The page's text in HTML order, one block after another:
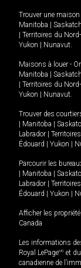
Trouver une maison
Manitoba
Territoires du
Yukon
Nunavut.
Maisons à louer -
Manitoba
Territoires du
Yukon
Nunavut.
Trouver des
Manitoba
Labrador
Édouard
Yukon
Parcourir les
Manitoba
Labrador
Édouard
Yukon
Afficher les
Canada
Les informations
Royal LePageMD et
canadienne de